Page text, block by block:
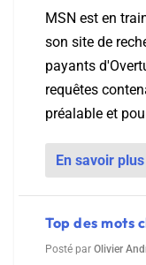
MSN est en
son site de
payants
requêtes
préalable et
En savoir plus
Top des mots
Posté par Olivier